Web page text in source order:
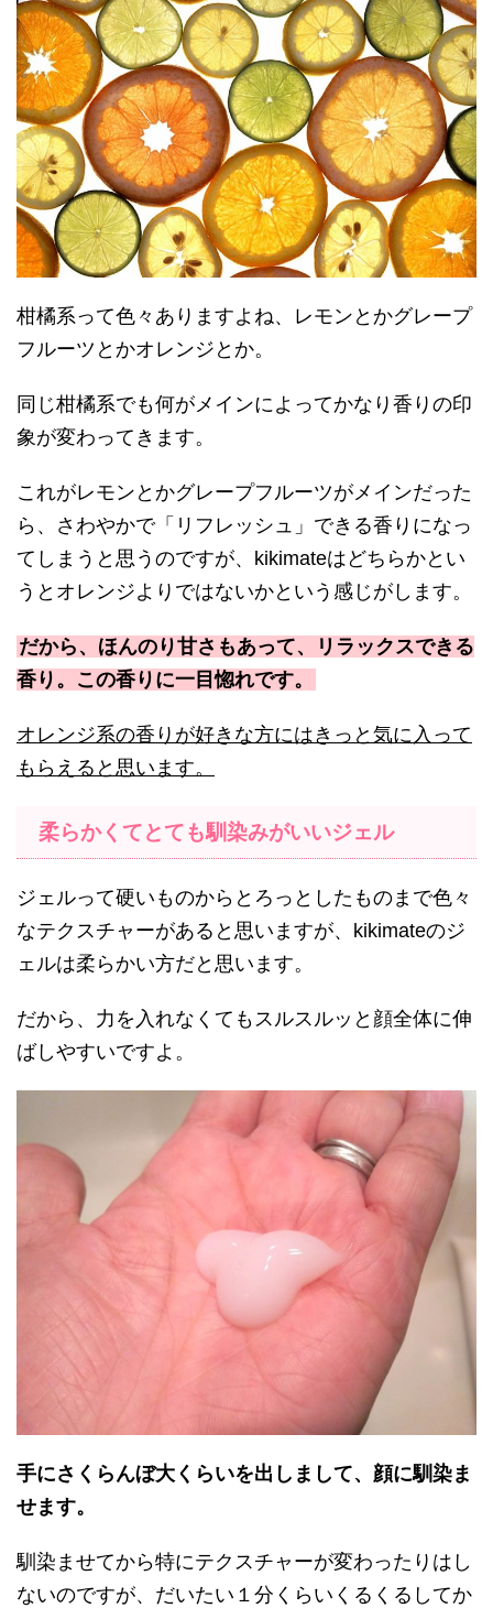
柑橘系って色々ありますよね、レモンとかグレープ
フルーツとかオレンジとか。
同じ柑橘系でも何がメインによってかなり香りの印
象が変わってきます。
これがレモンとかグレープフルーツがメインだった
ら、さわやかで「リフレッシュ」できる香りになっ
てしまうと思うのですが、kikimateはどちらかとい
うとオレンジよりではないかという感じがします。
だから、ほんのり甘さもあって、リラックスできる
香り。この香りに一目惚れです。
オレンジ系の香りが好きな方にはきっと気に入って
もらえると思います。
柔らかくてとても馴染みがいいジェル
ジェルって硬いものからとろっとしたものまで色々
なテクスチャーがあると思いますが、kikimateのジ
ェルは柔らかい方だと思います。
だから、力を入れなくてもスルスルッと顔全体に伸
ばしやすいですよ。
手にさくらんぼ大くらいを出しまして、顔に馴染ま
せます。
馴染ませてから特にテクスチャーが変わったりはし
ないのですが、だいたい１分くらいくるくるしてか